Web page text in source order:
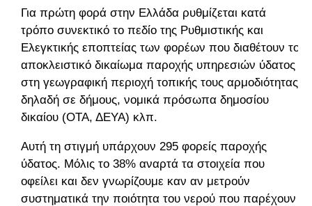
Για πρώτη φορά στην Ελλάδα ρυθμίζεται κατά
τρόπο συνεκτικό το πεδίο της Ρυθμιστικής και
Ελεγκτικής εποπτείας των φορέων που διαθέτουν το
αποκλειστικό δικαίωμα παροχής υπηρεσιών ύδατος
στη γεωγραφική περιοχή τοπικής τους αρμοδιότητας,
δηλαδή σε δήμους, νομικά πρόσωπα δημοσίου
δικαίου (ΟΤΑ, ΔΕΥΑ) κλπ.
Αυτή τη στιγμή υπάρχουν 295 φορείς παροχής
ύδατος. Μόλις το 38% αναρτά τα στοιχεία που
οφείλει και δεν γνωρίζουμε καν αν μετρούν
συστηματικά την ποιότητα του νερού που παρέχουν